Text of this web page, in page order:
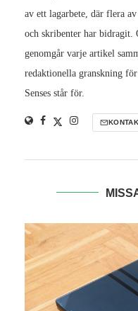
av ett lagarbete, där flera
och skribenter har bidragit.
genomgår varje artikel
redaktionella granskning
Senses står för.